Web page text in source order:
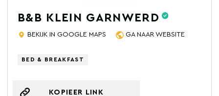
B&B KLEIN GARNWERD
BEKIJK IN GOOGLE MAPS GA NAAR WEBSITE
BED & BREAKFAST
KOPIEER LINK